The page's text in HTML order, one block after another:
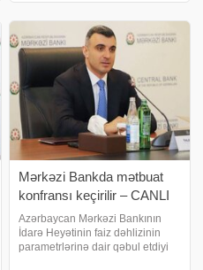
"Azərpoçt" MMC-nin sistemləri
üzrə dövriyyədə olan ödəni
Mərkəzi Bankda mətbuat
konfransı keçirilir – CANLI
Azərbaycan Mərkəzi Bankının
İdarə Heyətinin faiz dəhlizinin
parametrlərinə dair qəbul etdiyi